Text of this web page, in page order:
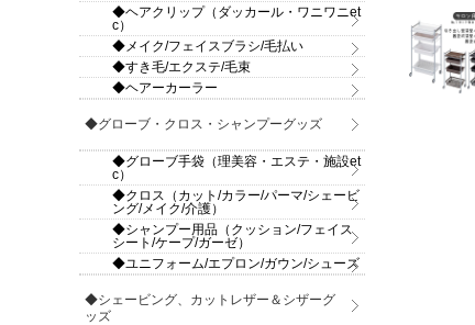
◆ヘアクリップ（ダッカール・ワニワニet
c）
◆メイク/フェイスブラシ/毛払い
◆すき毛/エクステ/毛束
◆ヘアーカーラー
◆グローブ・クロス・シャンプーグッズ
◆グローブ手袋（理美容・エステ・施設et
c）
◆クロス（カット/カラー/パーマ/シェービ
ング/メイク/介護）
◆シャンプー用品（クッション/フェイス
シート/ケープ/ガーゼ）
◆ユニフォーム/エプロン/ガウン/シューズ
◆シェービング、カットレザー＆シザーグ
ッズ